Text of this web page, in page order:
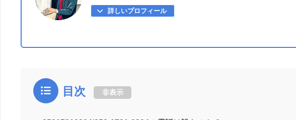
詳しいプロフィール
目次 非表示